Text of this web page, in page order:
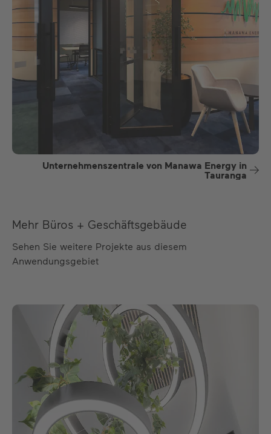
Unternehmenszentrale von Manawa Energy in
Tauranga
Mehr Büros + Geschäftsgebäude
Sehen Sie weitere Projekte aus diesem
Anwendungsgebiet